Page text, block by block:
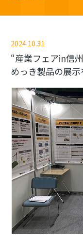
2024.10.31
“産業フェアin信
めっき製品の展